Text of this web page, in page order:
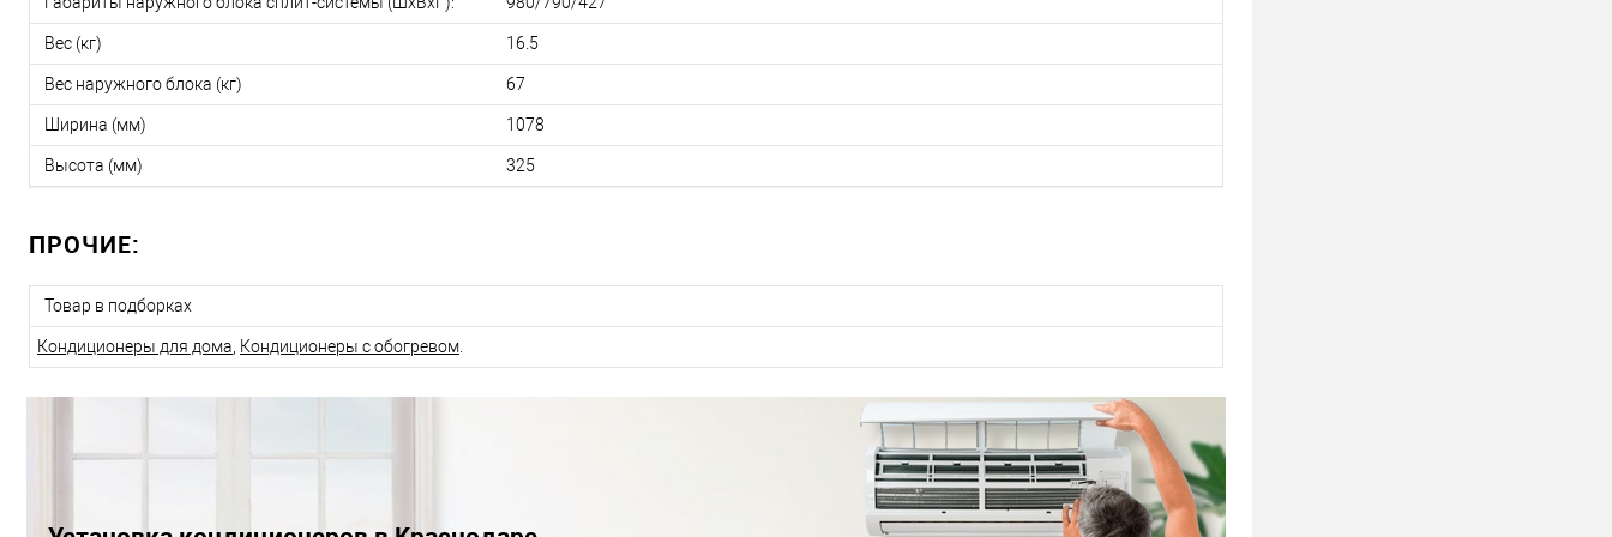
Вес (кг) 16.5
Вес наружного блока (кг) 67
Ширина (мм) 1078
Высота (мм) 325
ПРОЧИЕ:
Товар в подборках
Кондиционеры для дома, Кондиционеры с обогревом.